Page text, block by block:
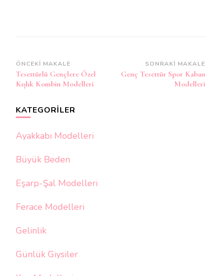
Yazı
dolaşımı
ÖNCEKI MAKALE
Tesettürlü Gençlere Özel
Kışlık Kombin Modelleri
SONRAKI MAKALE
Genç Tesettür Spor Kaban
Modelleri
KATEGORILER
Ayakkabı Modelleri
Büyük Beden
Eşarp-Şal Modelleri
Ferace Modelleri
Gelinlik
Günlük Giysiler